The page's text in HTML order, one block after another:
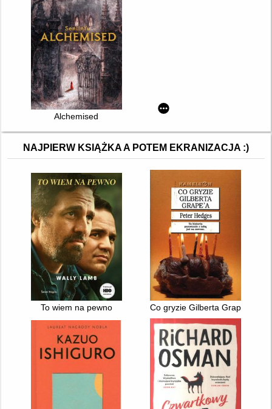
Alchemised
NAJPIERW KSIĄŻKA A POTEM EKRANIZACJA :)
To wiem na pewno Co gryzie Gilberta Grape'a